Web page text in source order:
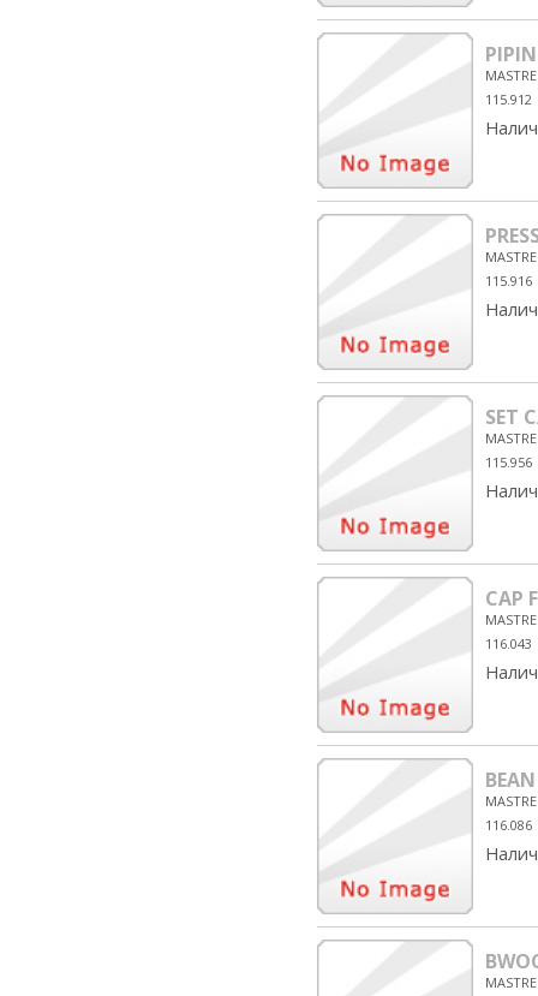
115.912
115.916
SET
115.956
CAP
116.043
116.086